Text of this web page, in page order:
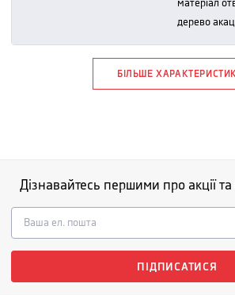
матеріал
дерево
БІЛЬШЕ ХАРАКТЕРИСТИК
Дізнавайтесь першими про акції
ПІДПИСАТИСЯ